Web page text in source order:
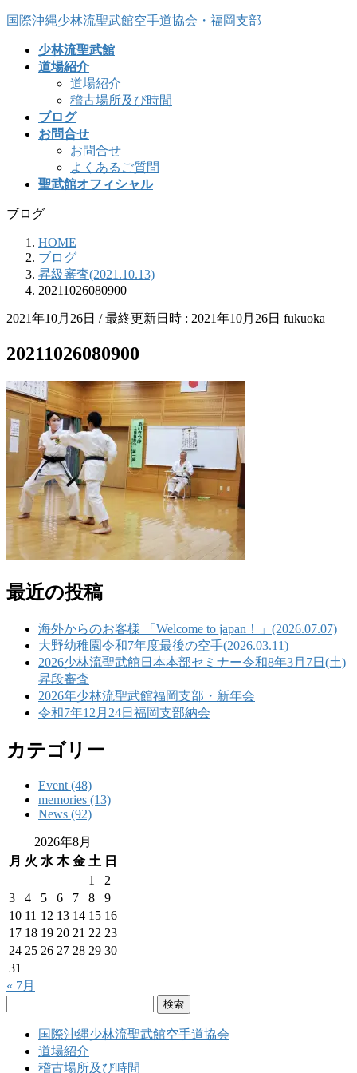
コ
ナ
国際沖縄少林流聖武館空手道協会・福岡支部
少林流聖武館
道場紹介
道場紹介
稽古場所及び時間
ブログ
お問合せ
お問合せ
よくあるご質問
聖武館オフィシャル
ブログ
HOME
ブログ
昇級審査(2021.10.13)
20211026080900
2021年10月26日 / 最終更新日時 : 2021年10月26日 fukuoka
20211026080900
最近の投稿
海外からのお客様 「Welcome to japan！」(2026.07.07)
大野幼稚園令和7年度最後の空手(2026.03.11)
2026少林流聖武館日本本部セミナー令和8年3月7日(土)
昇段審査
2026年少林流聖武館福岡支部・新年会
令和7年12月24日福岡支部納会
カテゴリー
Event (48)
memories (13)
News (92)
2026年8月
月 火 水 木 金 土 日
1
2
3
4 5 6 7 8
9
10 11 12 13 14 15 16
17 18 19 20 21 22 23
24 25 26 27 28 29 30
31
« 7月
国際沖縄少林流聖武館空手道協会
道場紹介
稽古場所及び時間